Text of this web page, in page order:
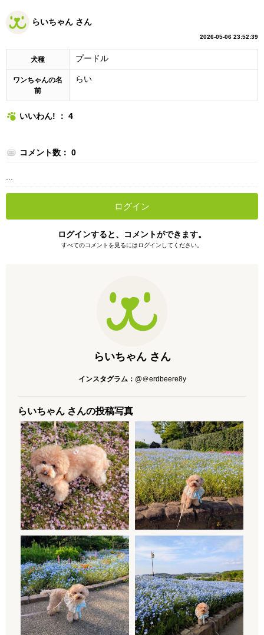
らいちゃん さん
2026-05-06 23:52:39
犬種 プードル
ワンちゃんの名
前
らい
いいわん! ： 4
コメント数： 0
ログイン
ログインすると、コメントができます。
すべてのコメントを見るにはログインしてください。
らいちゃん さん
インスタグラム： @＠erdbeere8y
らいちゃん さんの投稿写真